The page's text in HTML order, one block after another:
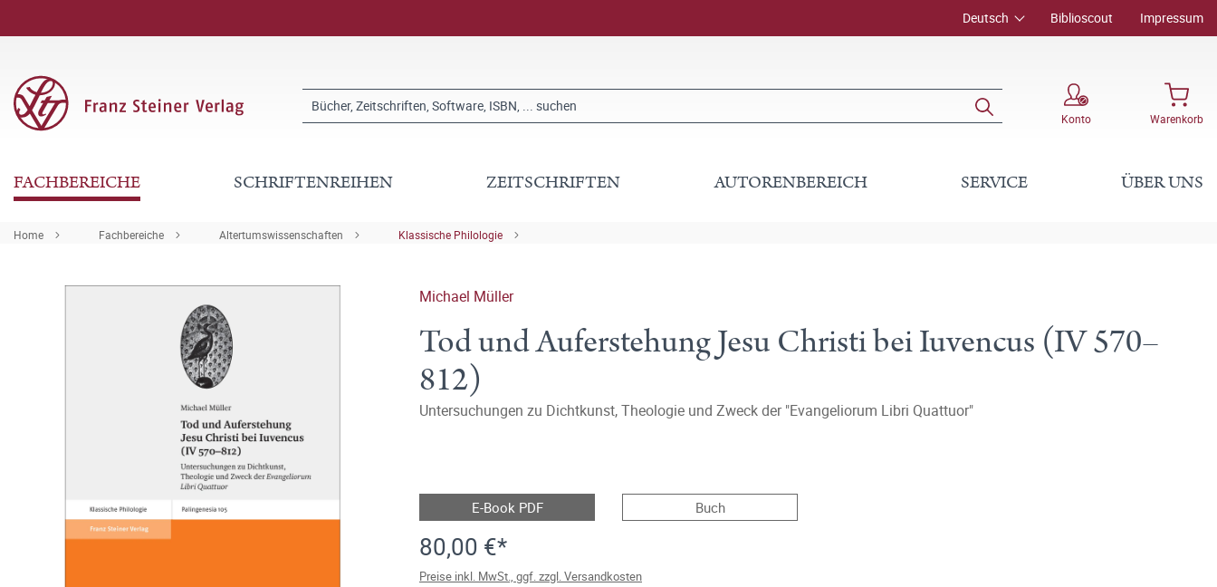
Deutsch Biblioscout Impressum
Konto Warenkorb
FACHBEREICHE SCHRIFTENREIHEN ZEITSCHRIFTEN AUTORENBEREICH SERVICE ÜBER UNS
Home Fachbereiche Altertumswissenschaften Klassische Philologie
Michael Müller
Tod und Auferstehung Jesu Christi bei Iuvencus (IV 570–
812)
Untersuchungen zu Dichtkunst, Theologie und Zweck der "Evangeliorum Libri Quattuor"
E-Book PDF Buch
80,00 €*
Preise inkl. MwSt., ggf. zzgl. Versandkosten